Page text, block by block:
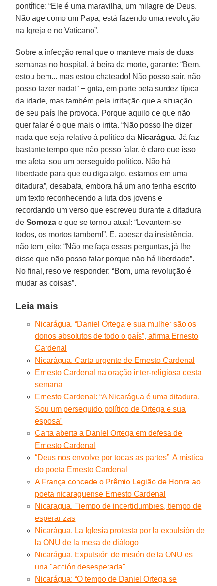
pontífice: “Ele é uma maravilha, um milagre de Deus.
Não age como um Papa, está fazendo uma revolução
na Igreja e no Vaticano”.
Sobre a infecção renal que o manteve mais de duas
semanas no hospital, à beira da morte, garante: “Bem,
estou bem... mas estou chateado! Não posso sair, não
posso fazer nada!” − grita, em parte pela surdez típica
da idade, mas também pela irritação que a situação
de seu país lhe provoca. Porque aquilo de que não
quer falar é o que mais o irrita. “Não posso lhe dizer
nada que seja relativo à política da Nicarágua. Já faz
bastante tempo que não posso falar, é claro que isso
me afeta, sou um perseguido político. Não há
liberdade para que eu diga algo, estamos em uma
ditadura”, desabafa, embora há um ano tenha escrito
um texto reconhecendo a luta dos jovens e
recordando um verso que escreveu durante a ditadura
deSomoza e que se tornou atual: “Levantem-se
todos, os mortos também!”. E, apesar da insistência,
não tem jeito: “Não me faça essas perguntas, já lhe
disse que não posso falar porque não há liberdade”.
No final, resolve responder: “Bom, uma revolução é
mudar as coisas”.
Leia mais
Nicarágua. “Daniel Ortega e sua mulher são os
donos absolutos de todo o país”, afirma Ernesto
Cardenal
Nicarágua. Carta urgente de Ernesto Cardenal
Ernesto Cardenal na oração inter-religiosa desta
semana
Ernesto Cardenal: “A Nicarágua é uma ditadura.
Sou um perseguido político de Ortega e sua
esposa”
Carta aberta a Daniel Ortega em defesa de
Ernesto Cardenal
“Deus nos envolve por todas as partes”. A mística
do poeta Ernesto Cardenal
A França concede o Prêmio Legião de Honra ao
poeta nicaraguense Ernesto Cardenal
Nicaragua. Tiempo de incertidumbres, tiempo de
esperanzas
Nicarágua. La Iglesia protesta por la expulsión de
la ONU de la mesa de diálogo
Nicarágua. Expulsión de misión de la ONU es
una "acción desesperada"
Nicarágua: “O tempo de Daniel Ortega se